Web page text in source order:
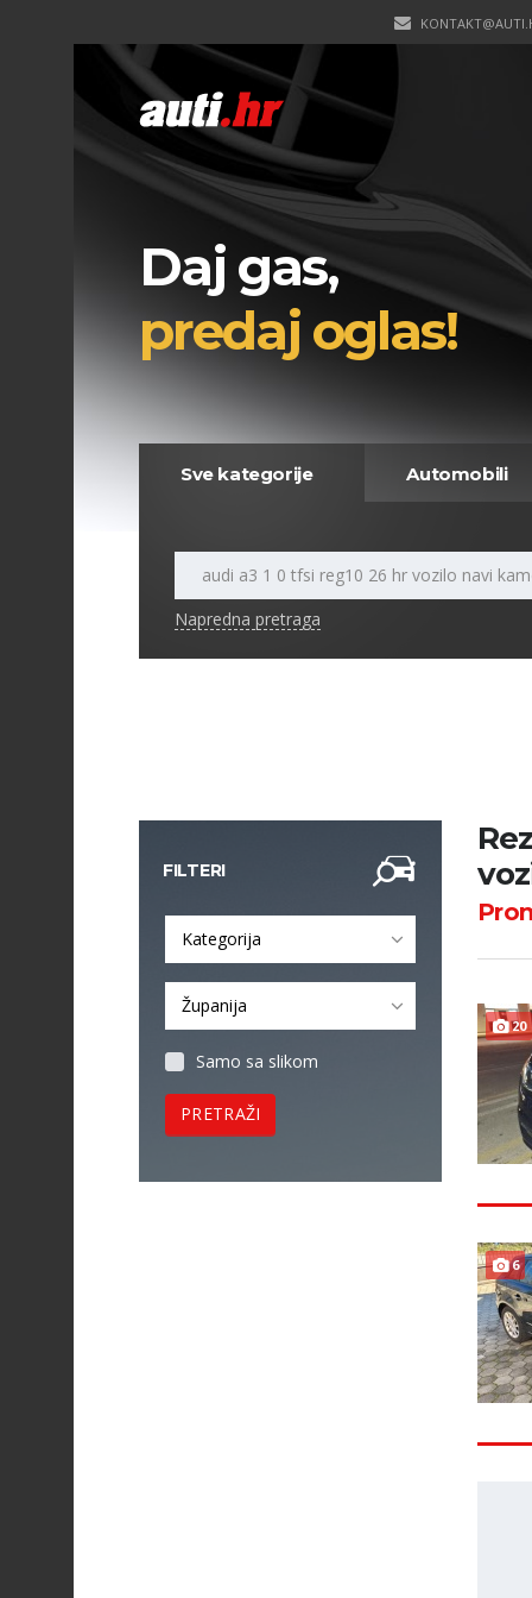
Daj gas,
predaj oglas!
Sve kategorije Automobili
Napredna pretraga
FILTERI
Kategorija
Županija
Samo sa slikom
PRETRAŽI
20
6